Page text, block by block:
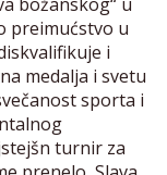
preimućstvo u
i
medalja i svetu
sporta i
turnir za